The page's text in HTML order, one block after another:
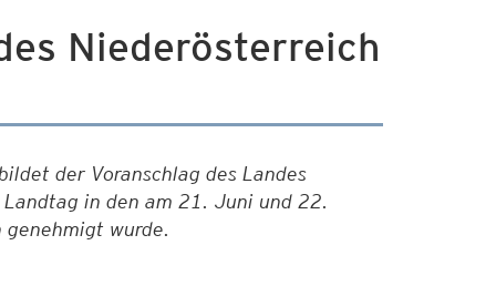
Niederösterreich
der Voranschlag des Landes
in den am 21. Juni und 22.
wurde.